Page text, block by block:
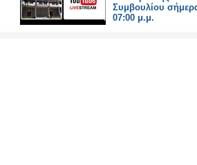
Συμβουλίου
07:00 μ.μ.